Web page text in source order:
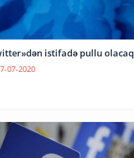
istifadə pullu olacaq
07-2020